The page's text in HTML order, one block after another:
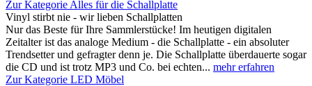
Zur Kategorie Alles für die Schallplatte
Vinyl stirbt nie - wir lieben Schallplatten
Nur das Beste für Ihre Sammlerstücke! Im heutigen digitalen
Zeitalter ist das analoge Medium - die Schallplatte - ein absoluter
Trendsetter und gefragter denn je. Die Schallplatte überdauerte sogar
die CD und ist trotz MP3 und Co. bei echten... mehr erfahren
Zur Kategorie LED Möbel